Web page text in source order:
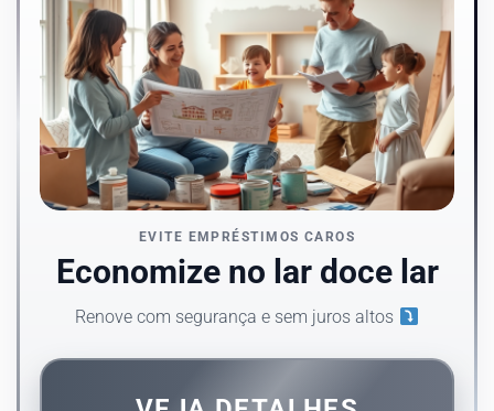
EVITE EMPRÉSTIMOS CAROS
Economize no lar doce lar
Renove com segurança e sem juros altos